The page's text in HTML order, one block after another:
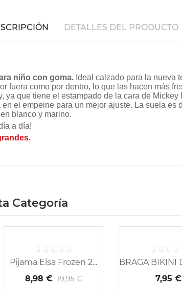
DETALLES DEL PRODUCTO
niño con goma. Ideal calzado para la nueva
fuera como por dentro, lo que las hacen más
ya que tiene el estampado de la cara de Mickey
el empeine para un mejor ajuste. La suela es
blanco y marino.
a día!
Categoría
Pijama Elsa Frozen 2...
8,98 € 19,95 €
7,95 €